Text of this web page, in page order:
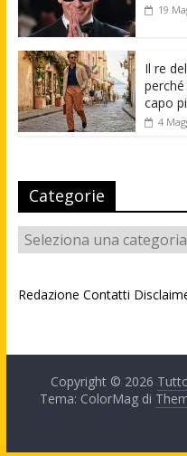
19
Il re
capo
4
Categorie
Categorie
Redazione Contatti
Copyright © 2026
Tema: ColorMag di